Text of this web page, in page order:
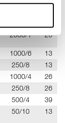
1000/6 39
2000/1 26 2
1000/6 13
250/8 13
1000/4 26
250/8 26
500/4 39
50/10 13